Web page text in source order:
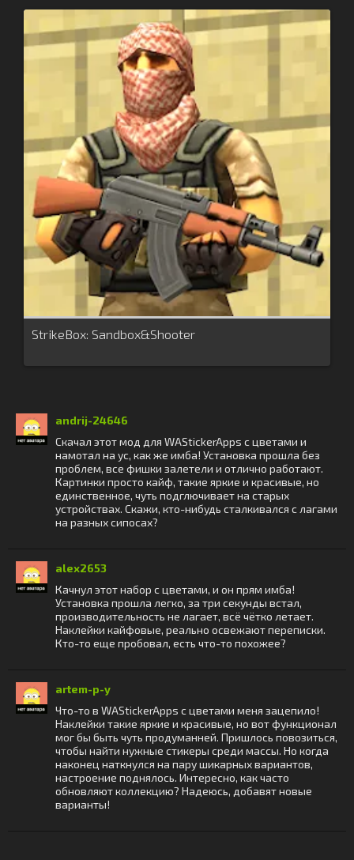
StrikeBox: Sandbox&Shooter
andrij-24646
Скачал этот мод для WAStickerApps с цветами и
намотал на ус, как же имба! Установка прошла без
проблем, все фишки залетели и отлично работают.
Картинки просто кайф, такие яркие и красивые, но
единственное, чуть подглючивает на старых
устройствах. Скажи, кто-нибудь сталкивался с лагами
на разных сипосах?
alex2653
Качнул этот набор с цветами, и он прям имба!
Установка прошла легко, за три секунды встал,
производительность не лагает, всё чётко летает.
Наклейки кайфовые, реально освежают переписки.
Кто-то еще пробовал, есть что-то похожее?
artem-p-y
Что-то в WAStickerApps с цветами меня зацепило!
Наклейки такие яркие и красивые, но вот функционал
мог бы быть чуть продуманней. Пришлось повозиться,
чтобы найти нужные стикеры среди массы. Но когда
наконец наткнулся на пару шикарных вариантов,
настроение поднялось. Интересно, как часто
обновляют коллекцию? Надеюсь, добавят новые
варианты!